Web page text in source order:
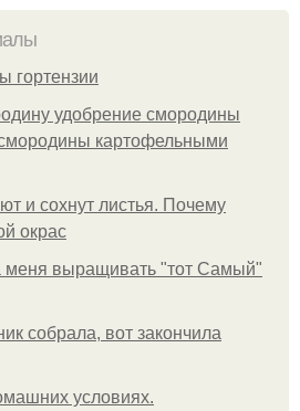
гортензии
удобрение смородины
картофельными
и сохнут листья. Почему
окрас
меня выращивать "тот Самый"
собрала, вот закончила
условиях.